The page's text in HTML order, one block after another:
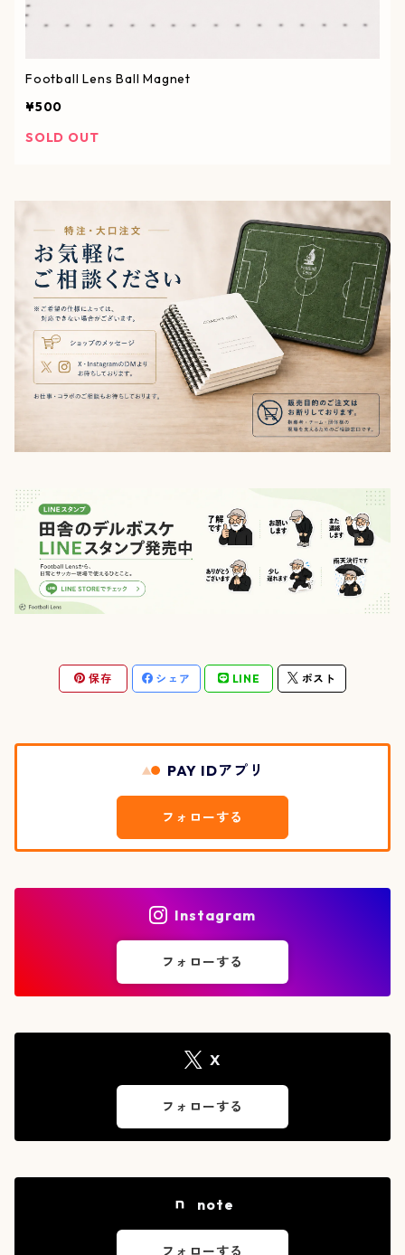
Football Lens Ball Magnet
¥500
SOLD OUT
保存 シェア LINE ポスト
PAY IDアプリ
フォローする
Instagram
フォローする
X
フォローする
note
フォローする